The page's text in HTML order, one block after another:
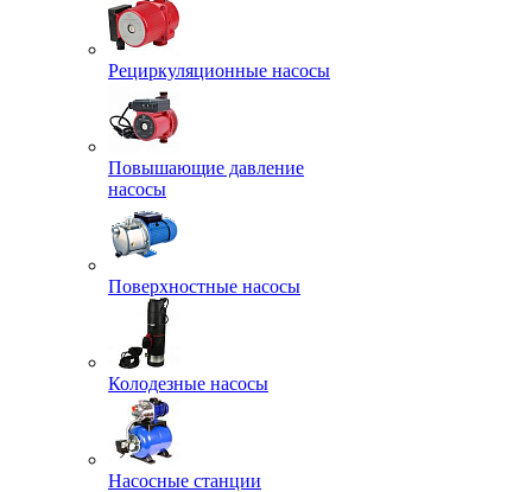
Рециркуляционные насосы
Повышающие давление
насосы
Поверхностные насосы
Колодезные насосы
Насосные станции